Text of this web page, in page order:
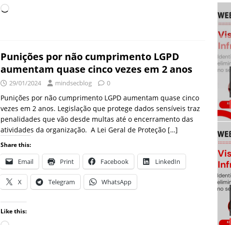
Punições por não cumprimento LGPD
aumentam quase cinco vezes em 2 anos
29/01/2024 mindsecblog 0
Punições por não cumprimento LGPD aumentam quase cinco
vezes em 2 anos. Legislação que protege dados sensíveis traz
penalidades que vão desde multas até o encerramento das
atividades da organização. A Lei Geral de Proteção […]
Share this:
Email Print Facebook LinkedIn
X Telegram WhatsApp
Like this: